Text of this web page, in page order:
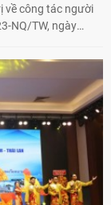
về công tác người
NQ/TW, ngày